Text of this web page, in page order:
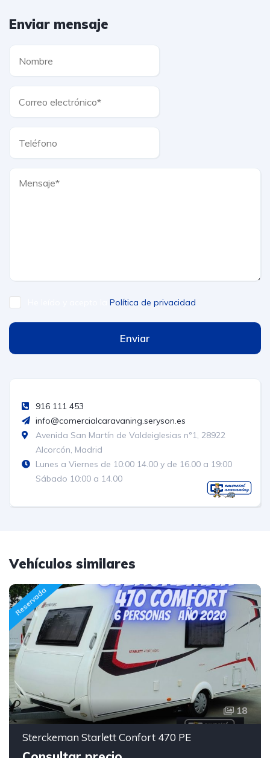
Enviar mensaje
Política de privacidad
Enviar
916 111 453
info@comercialcaravaning.seryson.es
Avenida San Martín de Valdeiglesias nº1, 28922
Alcorcón, Madrid
Lunes a Viernes de 10:00 14.00 y de 16.00 a 19:00
Sábado 10:00 a 14.00
Vehículos similares
Reservada
18
Sterckeman Starlett Confort 470 PE